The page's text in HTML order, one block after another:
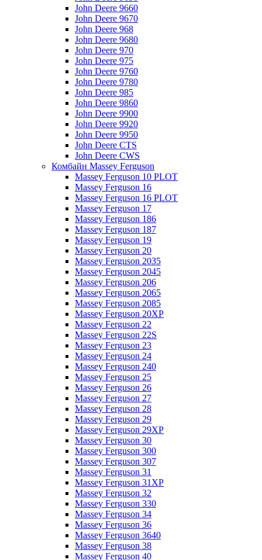
John Deere 9660
John Deere 9670
John Deere 968
John Deere 9680
John Deere 970
John Deere 975
John Deere 9760
John Deere 9780
John Deere 985
John Deere 9860
John Deere 9900
John Deere 9920
John Deere 9950
John Deere CTS
John Deere CWS
Комбайн Massey Ferguson
Massey Ferguson 10 PLOT
Massey Ferguson 16
Massey Ferguson 16 PLOT
Massey Ferguson 17
Massey Ferguson 186
Massey Ferguson 187
Massey Ferguson 19
Massey Ferguson 20
Massey Ferguson 2035
Massey Ferguson 2045
Massey Ferguson 206
Massey Ferguson 2065
Massey Ferguson 2085
Massey Ferguson 20XP
Massey Ferguson 22
Massey Ferguson 22S
Massey Ferguson 23
Massey Ferguson 24
Massey Ferguson 240
Massey Ferguson 25
Massey Ferguson 26
Massey Ferguson 27
Massey Ferguson 28
Massey Ferguson 29
Massey Ferguson 29XP
Massey Ferguson 30
Massey Ferguson 300
Massey Ferguson 307
Massey Ferguson 31
Massey Ferguson 31XP
Massey Ferguson 32
Massey Ferguson 330
Massey Ferguson 34
Massey Ferguson 36
Massey Ferguson 3640
Massey Ferguson 38
Massey Ferguson 40